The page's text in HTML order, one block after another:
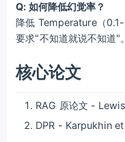
Q: 如何降低幻觉率？
降低 Temperature（
要求"不知道就说不知道"。
核心论文
RAG 原论文 -
DPR - Karpukhin